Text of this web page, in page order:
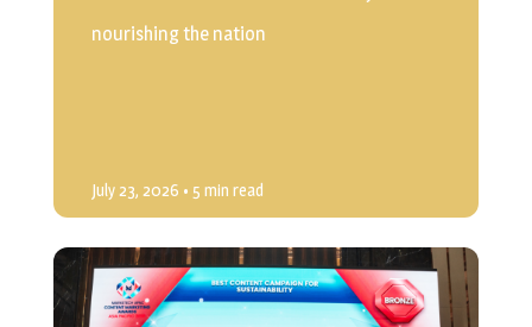
nourishing the nation
July 23, 2026 • 5 min read